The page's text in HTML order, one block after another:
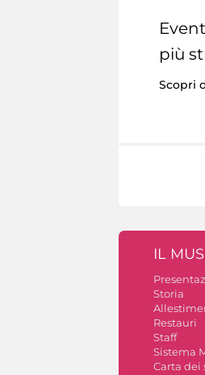
più
Scopri
IL
Storia
Restauri
Staff
Sistema
Carta dei